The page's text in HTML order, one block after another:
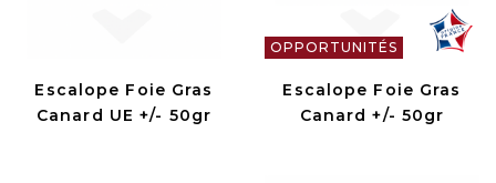
Escalope Foie Gras
Canard UE +/- 50gr
OPPORTUNITÉS
Escalope Foie Gras
Canard +/- 50gr